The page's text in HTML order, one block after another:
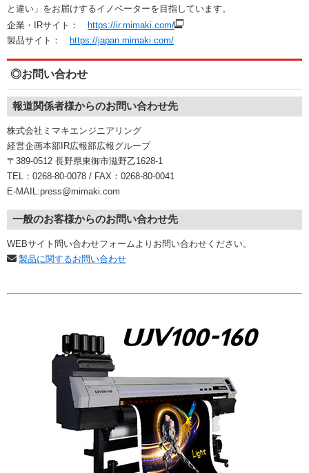
と違い」をお届けするイノベーターを目指しています。
企業・IRサイト：
https://ir.mimaki.com/
製品サイト：
https://japan.mimaki.com/
◎お問い合わせ
報道関係者様からのお問い合わせ先
株式会社ミマキエンジニアリング
経営企画本部IR広報部広報グループ
〒389-0512 長野県東御市滋野乙1628-1
TEL：0268-80-0078 / FAX：0268-80-0041
E-MAIL:press@mimaki.com
一般のお客様からのお問い合わせ先
WEBサイト問い合わせフォームよりお問い合わせください。
製品に関するお問い合わせ